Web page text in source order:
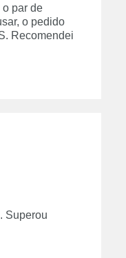
o par de
o pedido
Recomendei
Superou